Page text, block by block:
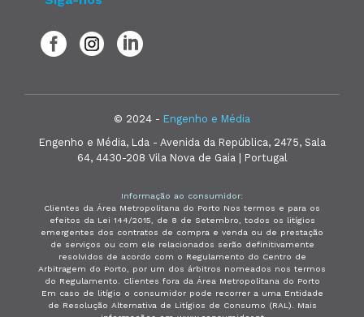
© 2024 - Engenho e Média
Engenho e Média, Lda - Avenida da República, 2475, Sala
64, 4430-208 Vila Nova de Gaia | Portugal
Informação ao consumidor:
Clientes da Área Metropolitana do Porto Nos termos e para os
efeitos da Lei 144/2015, de 8 de Setembro, todos os litígios
emergentes dos contratos de compra e venda ou de prestação
de serviços ou com ele relacionados serão definitivamente
resolvidos de acordo com o Regulamento do Centro de
Arbitragem do Porto, por um dos árbitros nomeados nos termos
do Regulamento. Clientes fora da Área Metropolitana do Porto
Em caso de litígio o consumidor pode recorrer a uma Entidade
de Resolução Alternativa de Litígios de Consumo (RAL). Mais